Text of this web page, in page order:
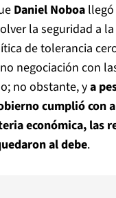
Daniel Noboa
la seguridad a
de tolerancia
negociación con
no obstante, ya
cumplió con
económica, las
al debe.